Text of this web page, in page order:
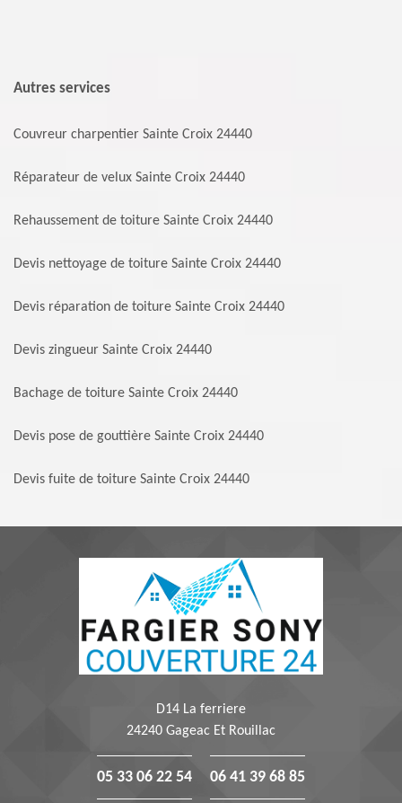
Autres services
Couvreur charpentier Sainte Croix 24440
Réparateur de velux Sainte Croix 24440
Rehaussement de toiture Sainte Croix 24440
Devis nettoyage de toiture Sainte Croix 24440
Devis réparation de toiture Sainte Croix 24440
Devis zingueur Sainte Croix 24440
Bachage de toiture Sainte Croix 24440
Devis pose de gouttière Sainte Croix 24440
Devis fuite de toiture Sainte Croix 24440
D14 La ferriere
24240 Gageac Et Rouillac
05 33 06 22 54 06 41 39 68 85